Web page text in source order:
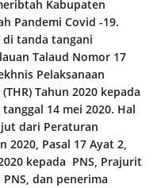
Kabupaten
Pandemi Covid -19.
tanda tangani
Talaud Nomor 17
Pelaksanaan
Tahun 2020 kepada
14 mei 2020. Hal
dari Peraturan
2020, Pasal 17 Ayat 2,
kepada PNS, Prajurit
dan penerima